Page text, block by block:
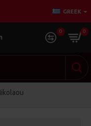
GREEK
0 0